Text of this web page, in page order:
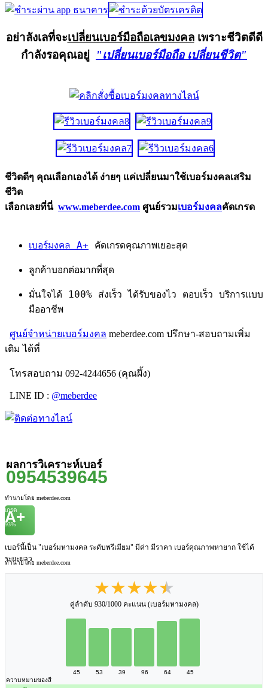
อย่าลังเลที่จะเปลี่ยนเบอร์มือถือเลขมงคลเพราะชีวิตดีดี
กำลังรอคุณอยู่
"เปลี่ยนเบอร์มือถือ เปลี่ยนชีวิต"
ชีวิตดีๆ คุณเลือกเองได้ ง่ายๆ แค่เปลี่ยนมาใช้เบอร์มงคลเสริม
ชีวิต
เลือกเลยที่นี่ www.meberdee.com ศูนย์รวมเบอร์มงคลคัดเกรด
เบอร์มงคล A+ คัดเกรดคุณภาพเยอะสุด
ลูกค้าบอกต่อมากที่สุด
มั่นใจได้ 100% ส่งเร็ว ได้รับของไว ตอบเร็ว บริการแบบ
มืออาชีพ
ศูนย์จำหน่ายเบอร์มงคล meberdee.com ปรึกษา-สอบถามเพิ่ม
เติม ได้ที่
โทรสอบถาม 092-4244656 (คุณผึ้ง)
LINE ID : @meberdee
ผลการวิเคราะห์เบอร์
0954539645
ทำนายโดย meberdee.com
เกรด
A+
93%
เบอร์นี้เป็น "เบอร์มหามงคล ระดับพรีเมียม" มีค่า มีราคา เบอร์คุณภาพหายาก ใช้ได้
ระยะยาว
ทำนายโดย meberdee.com
★★★★★
คู่ลำดับ 930/1000 คะแนน (เบอร์มหามงคล)
45 53 39 96 64
45
ความหมายของสี